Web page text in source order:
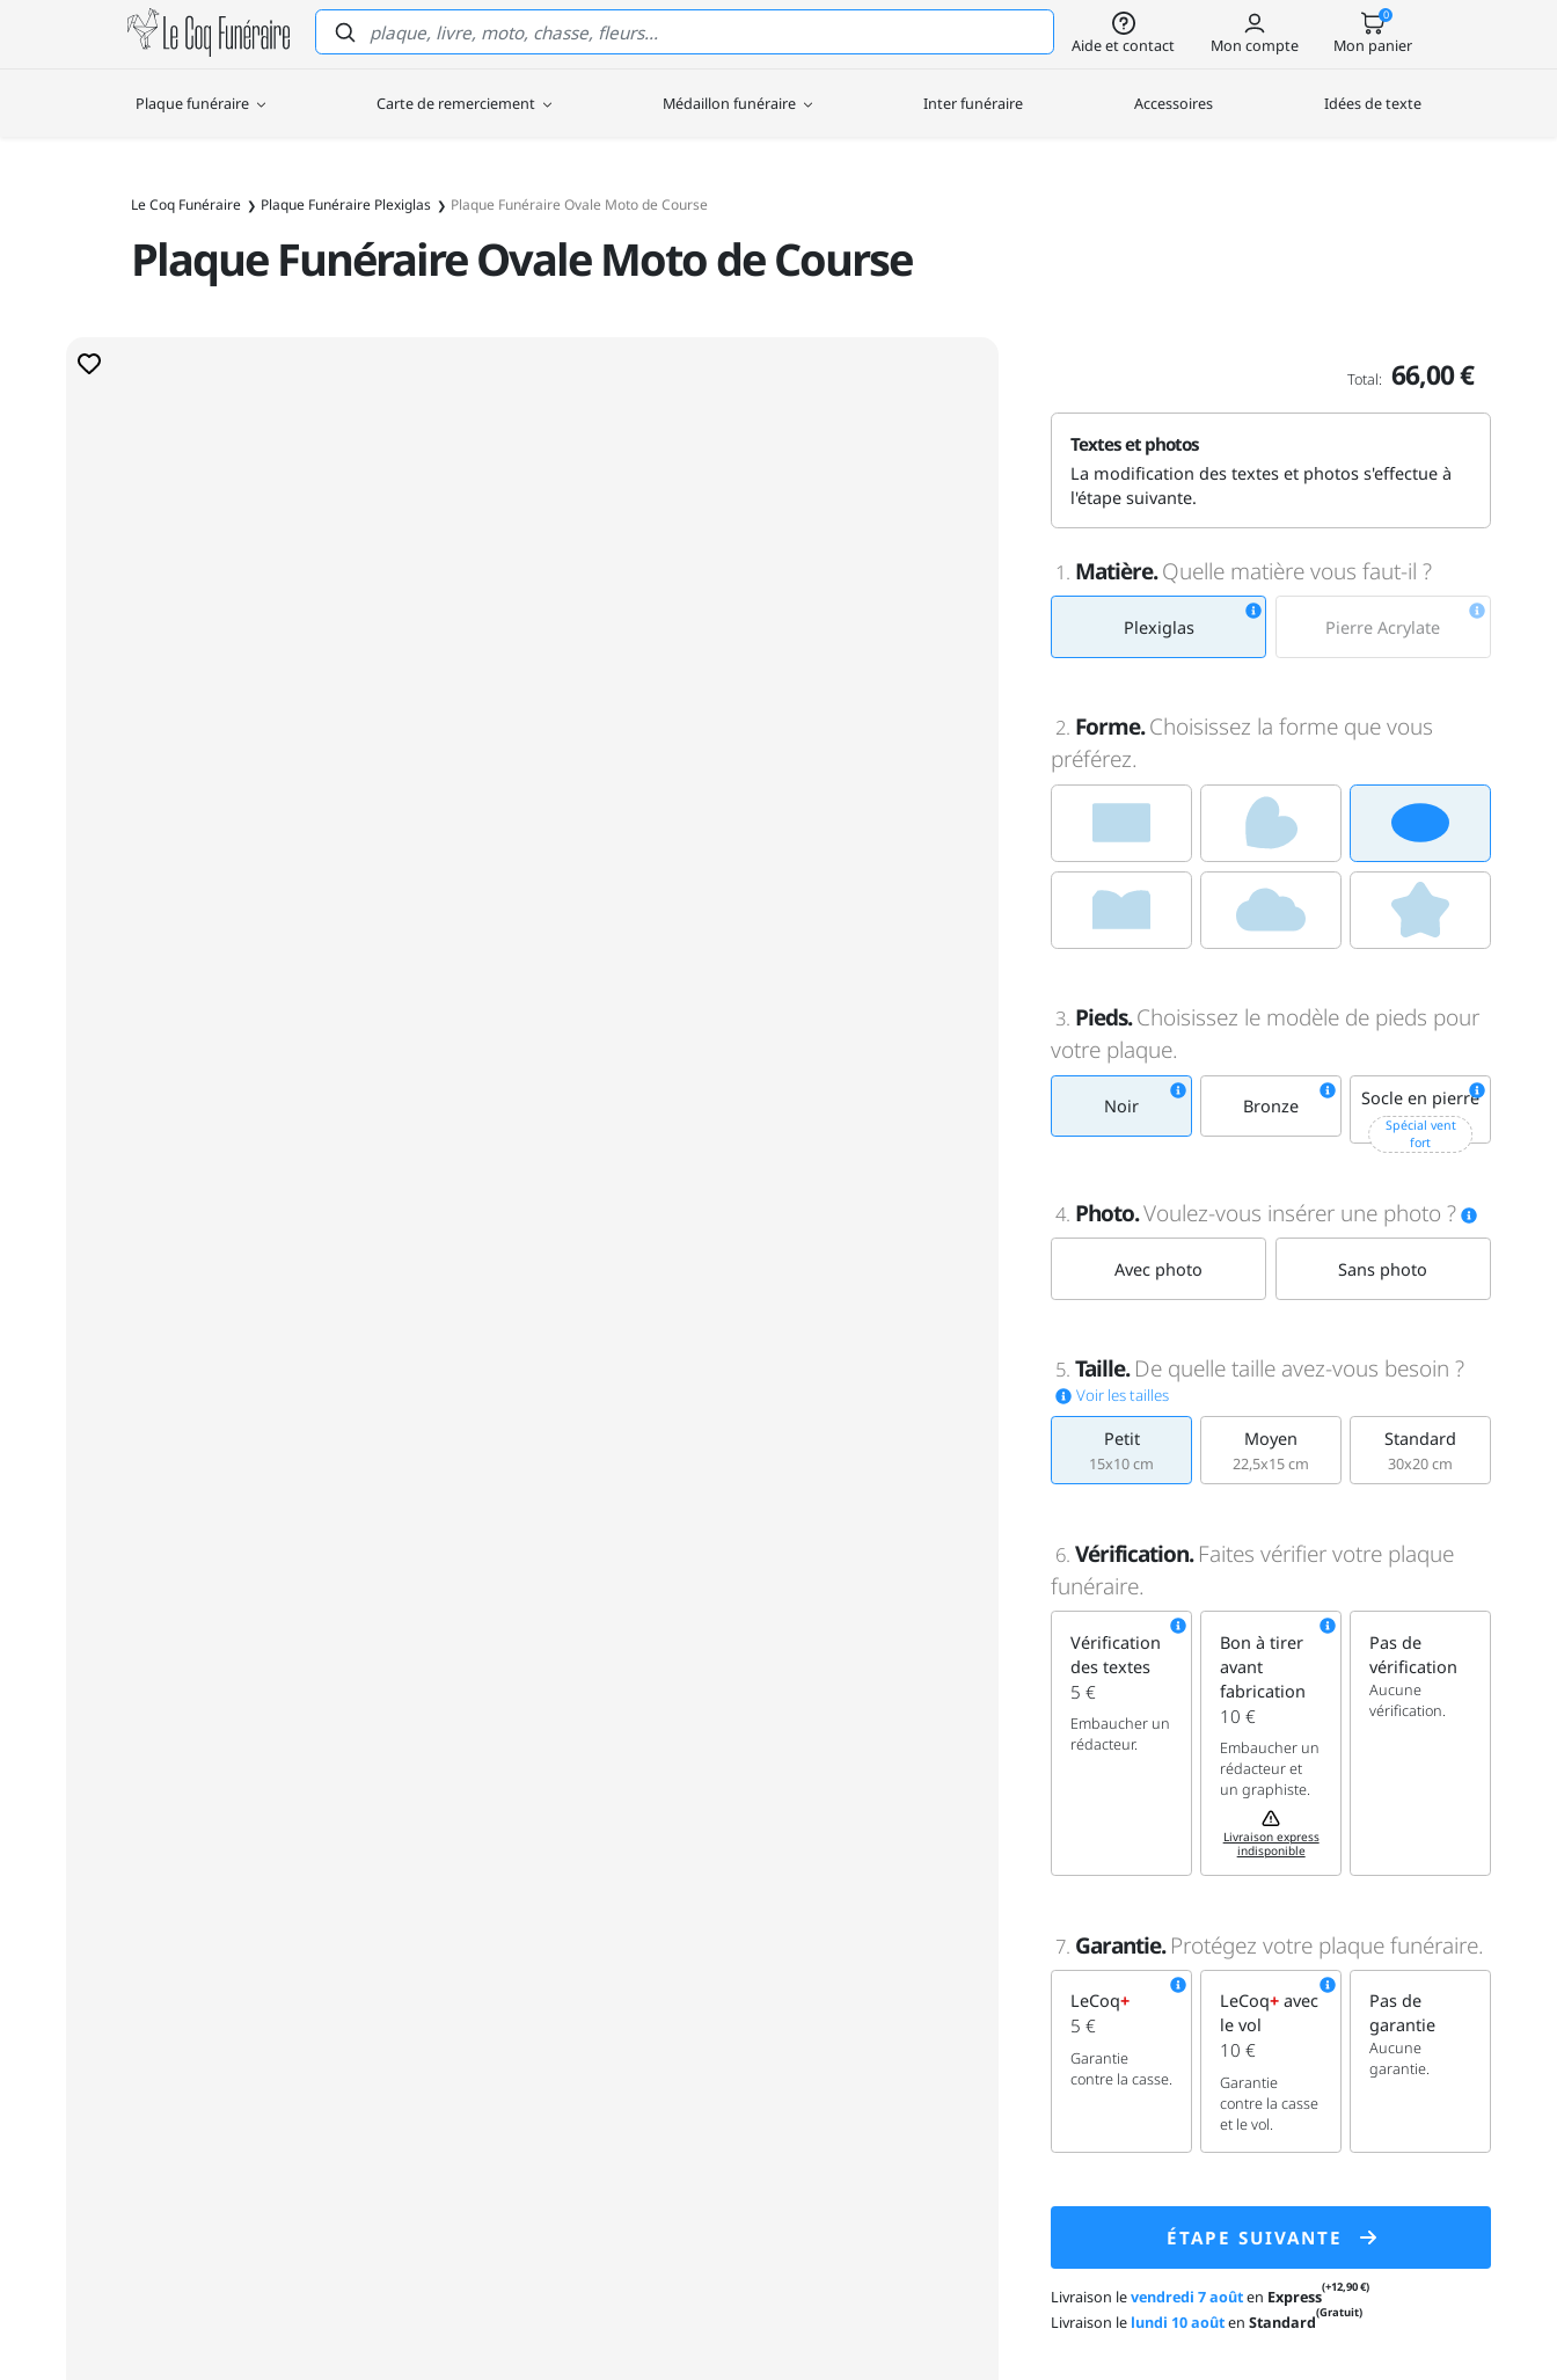
Le Coq Funéraire
Aide et contact Mon compte
0
Mon panier
Plaque funéraire Carte de remerciement Médaillon funéraire Inter funéraire Accessoires Idées de texte
Le Coq Funéraire Plaque Funéraire Plexiglas Plaque Funéraire Ovale Moto de Course
Plaque Funéraire Ovale Moto de Course
Total: 66,00 €
Textes et photos
La modification des textes et photos s'effectue à
l'étape suivante.
1. Matière.Quelle matière vous faut-il ?
Plexiglas Pierre Acrylate
2. Forme.Choisissez la forme que vous
préférez.
3. Pieds.Choisissez le modèle de pieds pour
votre plaque.
Noir Bronze Socle en pierre
+15€
Spécial vent
fort
4. Photo.Voulez-vous insérer une photo ?
Avec photo Sans photo
5. Taille. De quelle taille avez-vous besoin ?
Voir les tailles
Petit
15x10 cm
Moyen
22,5x15 cm
Standard
30x20 cm
6. Vérification. Faites vérifier votre plaque
funéraire.
Vérification
des textes
5 €
Embaucher un
rédacteur.
Bon à tirer
avant
fabrication
10 €
Embaucher un
rédacteur et
un graphiste.
Livraison express
indisponible
Pas de
vérification
Aucune
vérification.
7. Garantie. Protégez votre plaque funéraire.
LeCoq+
5 €
Garantie
contre la casse.
LeCoq+avec
le vol
10 €
Garantie
contre la casse
et le vol.
Pas de
garantie
Aucune
garantie.
ÉTAPE SUIVANTE
Livraison levendredi 7 aoûten Express(+12,90 €)
Livraison le lundi 10 aoûtenStandard(Gratuit)